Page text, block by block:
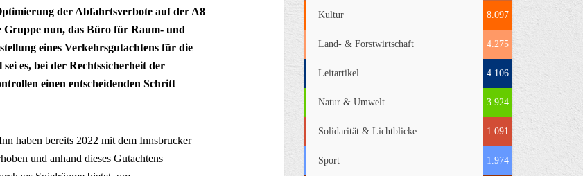
der Abfahrtsverbote auf der A8
nun, das Büro für Raum- und
eines Verkehrsgutachtens für die
es, bei der Rechtssicherheit der
einen entscheidenden Schritt
haben bereits 2022 mit dem Innsbrucker
und anhand dieses Gutachtens
Kultur 8.097
Land- & Forstwirtschaft 4.275
Leitartikel 4.106
Natur & Umwelt 3.924
Solidarität & Lichtblicke 1.091
Sport 1.974